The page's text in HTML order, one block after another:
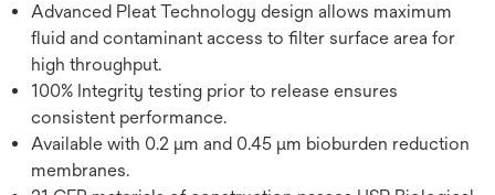
Advanced Pleat Technology design allows maximum
fluid and contaminant access to filter surface area for
high throughput.
100% Integrity testing prior to release ensures
consistent performance.
Available with 0.2 µm and 0.45 µm bioburden reduction
membranes.